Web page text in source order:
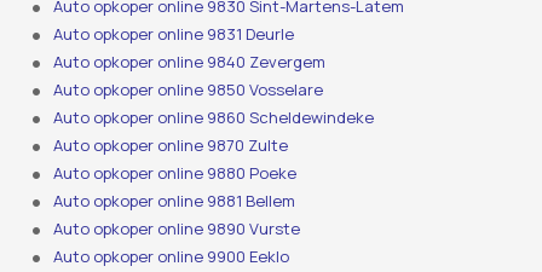
Auto opkoper online 9830 Sint-Martens-Latem
Auto opkoper online 9831 Deurle
Auto opkoper online 9840 Zevergem
Auto opkoper online 9850 Vosselare
Auto opkoper online 9860 Scheldewindeke
Auto opkoper online 9870 Zulte
Auto opkoper online 9880 Poeke
Auto opkoper online 9881 Bellem
Auto opkoper online 9890 Vurste
Auto opkoper online 9900 Eeklo